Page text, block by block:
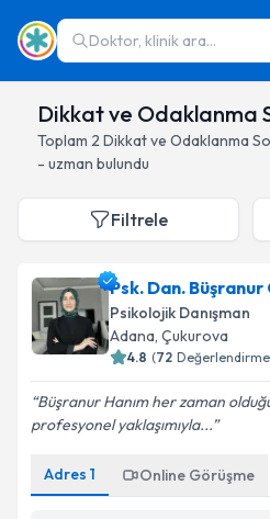
Doktor, klinik ara...
Dikkat ve Odaklanma
Toplam 2 Dikkat ve Odaklanma
- uzman bulundu
Filtrele
Psk. Dan. Büşranur
Psikolojik Danışman
Adana, Çukurova
4.8 (72
Büşranur Hanım her zaman
profesyonel yaklaşımıyla...
Adres 1 Online Görüşme